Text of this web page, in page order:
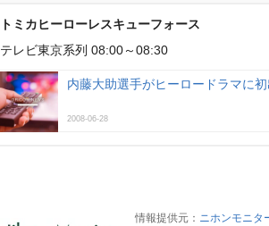
トミカヒーローレスキューフォース
テレビ東京系列 08:00～08:30
内藤大助選手がヒーロードラマに
2008-06-28
情報提供元： ニホンモニタ